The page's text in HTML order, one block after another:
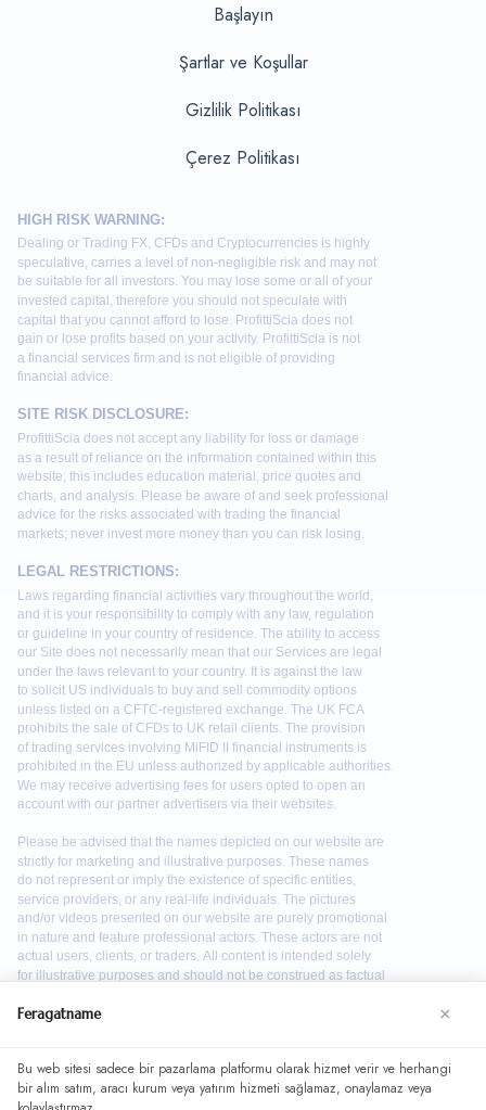
Başlayın
Şartlar ve Koşullar
Gizlilik Politikası
Çerez Politikası
We use cookies to enhance your browsing experience. By
continuing to use our website, you agree to our use of
Feragatname ×
Bu web sitesi sadece bir pazarlama platformu olarak hizmet verir ve herhangi
bir alım satım, aracı kurum veya yatırım hizmeti sağlamaz, onaylamaz veya